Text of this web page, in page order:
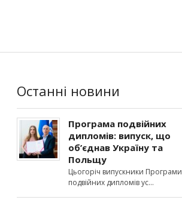
Останні новини
Програма подвійних
дипломів: випуск, що
об’єднав Україну та
Польщу
Цьогоріч випускники Програми
подвійних дипломів ус